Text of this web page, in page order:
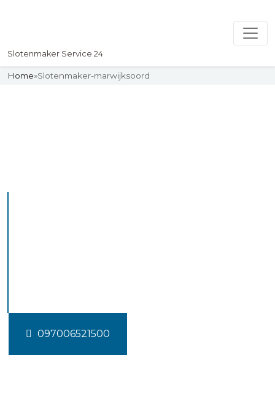
Slotenmaker Service 24
Home»Slotenmaker-marwijksoord
097006521500